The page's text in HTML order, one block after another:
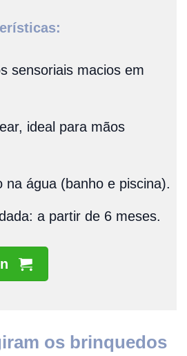
sensoriais macios em
ideal para mãos
na água (banho e piscina).
a partir de 6 meses.
os brinquedos